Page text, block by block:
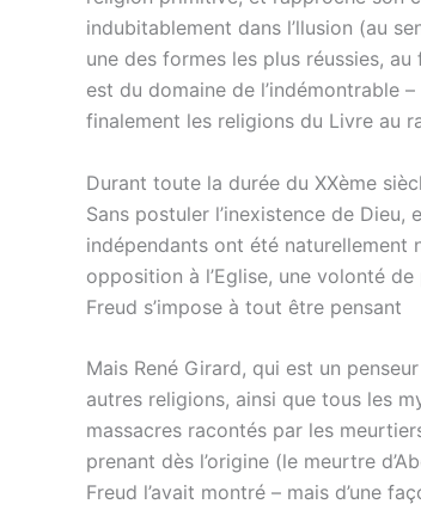
indubitablement dans l’llusion (au
une des formes les plus réussies,
est du domaine de l’indémontrable
finalement les religions du Livre au
Durant toute la durée du XXème
Sans postuler l’inexistence de
indépendants ont été naturellement
opposition à l’Eglise, une volonté
Freud s’impose à tout être pensant
Mais René Girard, qui est un
autres religions, ainsi que tous les
massacres racontés par les
prenant dès l’origine (le meurtre
Freud l’avait montré – mais d’une